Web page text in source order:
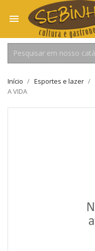

Início Esportes e lazer
A VIDA